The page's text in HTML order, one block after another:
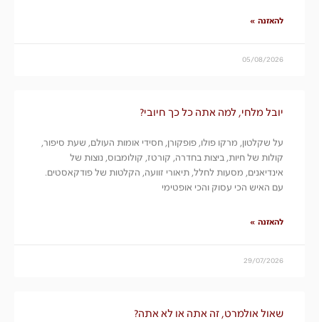
להאזנה »
05/08/2026
יובל מלחי, למה אתה כל כך חיובי?
על שקלטון, מרקו פולו, פופקורן, חסידי אומות העולם, שעת סיפור,
קולות של חיות, ביצות בחדרה, קורטז, קולומבוס, נוצות של
אינדיאנים, מסעות לחלל, תיאורי זוועה, הקלטות של פודקאסטים.
עם האיש הכי עסוק והכי אופטימי
להאזנה »
29/07/2026
שאול אולמרט, זה אתה או לא אתה?